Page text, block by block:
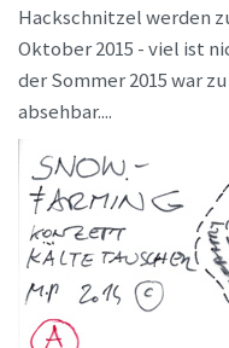
Hackschnitzel werden
Oktober 2015 - viel ist
der Sommer 2015 war
absehbar....